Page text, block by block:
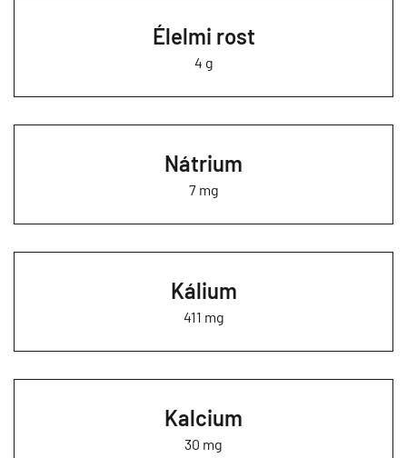
Élelmi rost
4 g
Nátrium
7 mg
Kálium
411 mg
Kalcium
30 mg